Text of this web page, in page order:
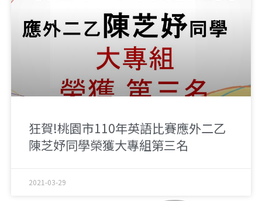
狂賀!桃園市110年英語比賽應外二乙
陳芝妤同學榮獲大專組第三名
2021-03-29